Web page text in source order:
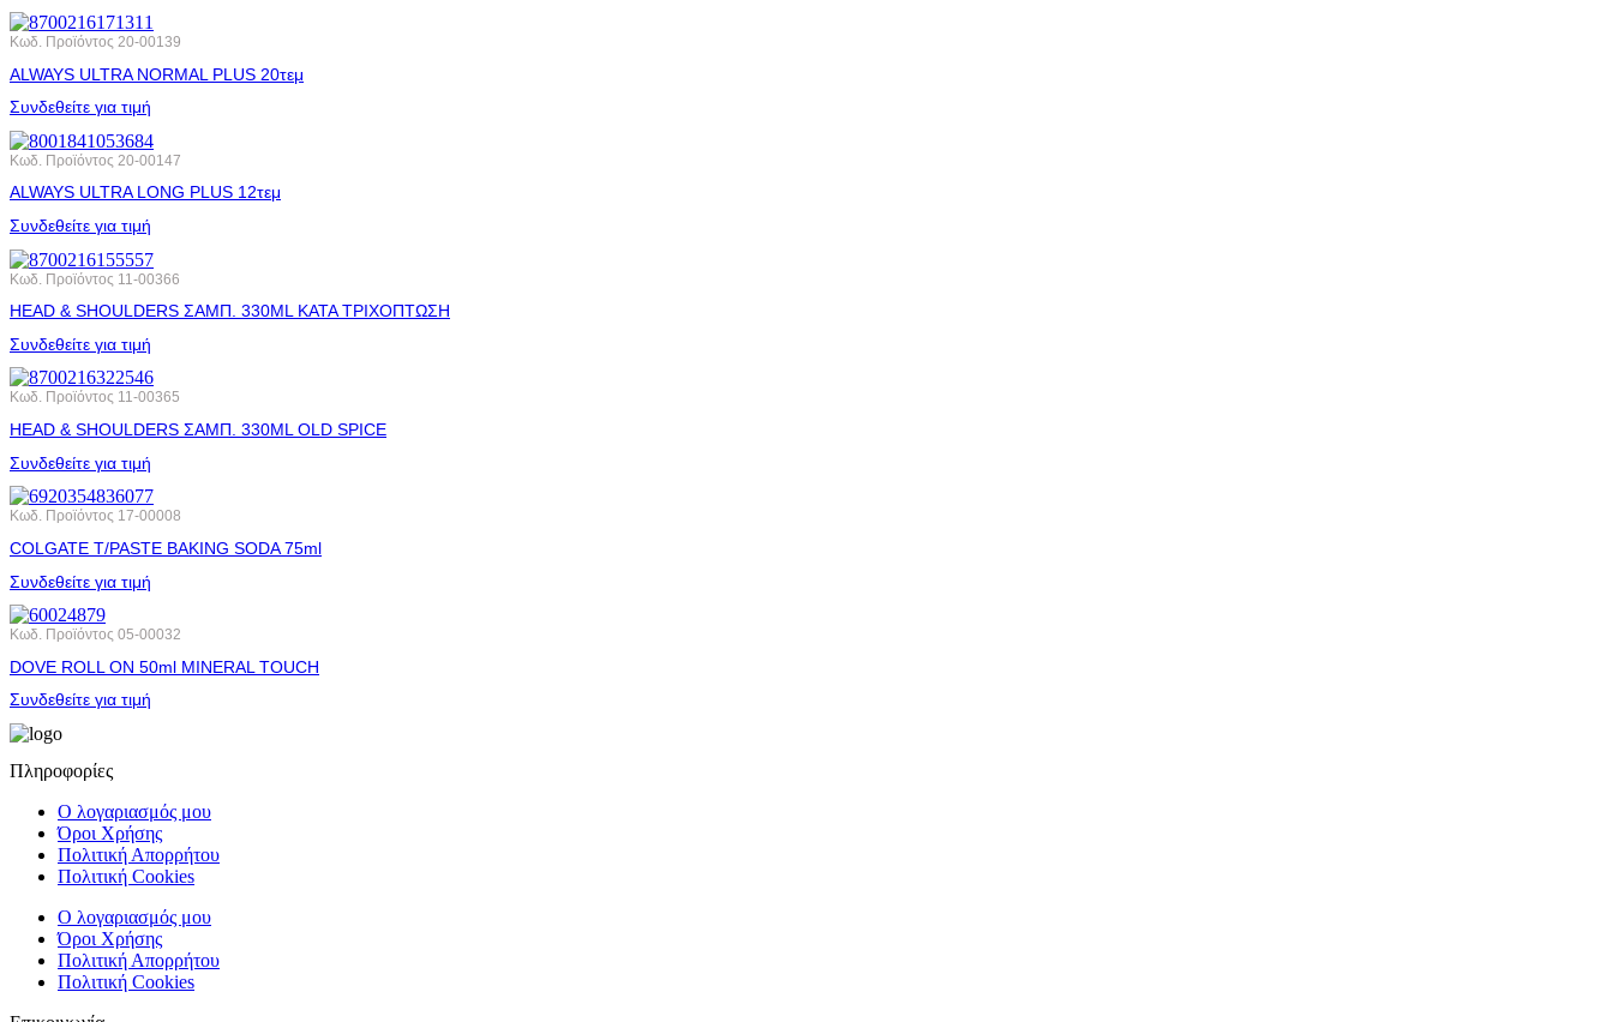
Κωδ. Προϊόντος 20-00139
ALWAYS ULTRA NORMAL PLUS 20τεμ
Συνδεθείτε για τιμή
Κωδ. Προϊόντος 20-00147
ALWAYS ULTRA LONG PLUS 12τεμ
Συνδεθείτε για τιμή
Κωδ. Προϊόντος 11-00366
HEAD & SHOULDERS ΣΑΜΠ. 330ML ΚΑΤΑ ΤΡΙΧΟΠΤΩΣΗ
Συνδεθείτε για τιμή
Κωδ. Προϊόντος 11-00365
HEAD & SHOULDERS ΣΑΜΠ. 330ML OLD SPICE
Συνδεθείτε για τιμή
Κωδ. Προϊόντος 17-00008
COLGATE T/PASTE BAKING SODA 75ml
Συνδεθείτε για τιμή
Κωδ. Προϊόντος 05-00032
DOVE ROLL ΟΝ 50ml MINERAL TOUCH
Συνδεθείτε για τιμή
Πληροφορίες
Ο λογαριασμός μου
Όροι Χρήσης
Πολιτική Απορρήτου
Πολιτική Cookies
Ο λογαριασμός μου
Όροι Χρήσης
Πολιτική Απορρήτου
Πολιτική Cookies